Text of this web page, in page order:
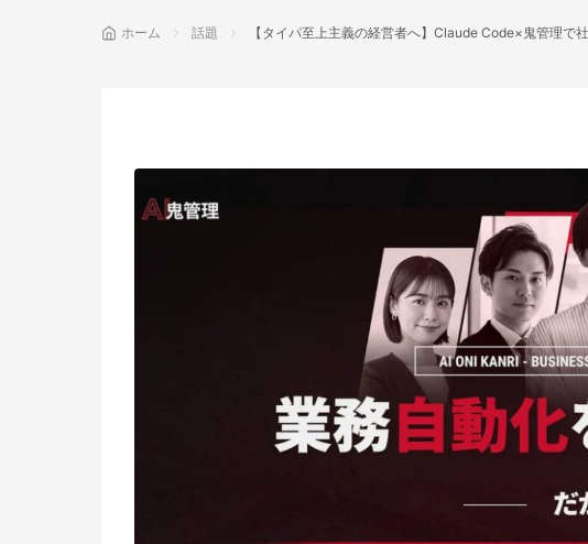
ホーム 話題 【タイパ至上主義の経営者へ】Claude Code×鬼管理で